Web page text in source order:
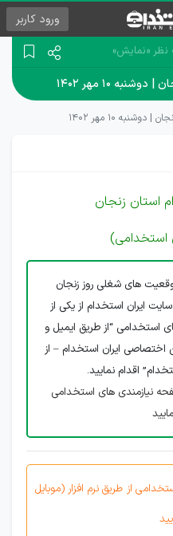
ورود کاربر
«نمایش»
۱۰ مهر ۱۴۰۲
۱۰ مهر ۱۴۰۲
استان زنجان
استخدامی)
های شغلی روز زنجان
ایران استخدام از یکی از
استخدامی “از طریق ایمیل و
اختصاصی ایران استخدام – از
اقدام نمایید.
نیازمندی های استخدامی
از طریق نرم افزار (موبایل